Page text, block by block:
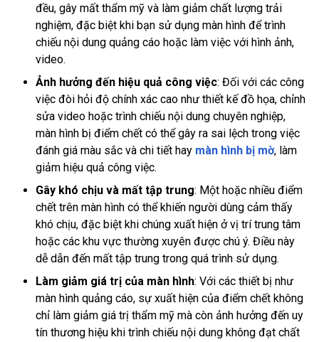
đều, gây mất thẩm mỹ và làm giảm chất lượng trải
nghiệm, đặc biệt khi bạn sử dụng màn hình để trình
chiếu nội dung quảng cáo hoặc làm việc với hình ảnh,
video.
Ảnh hưởng đến hiệu quả công việc: Đối với các công
việc đòi hỏi độ chính xác cao như thiết kế đồ họa, chỉnh
sửa video hoặc trình chiếu nội dung chuyên nghiệp,
màn hình bị điểm chết có thể gây ra sai lệch trong việc
đánh giá màu sắc và chi tiết hay màn hình bị mờ, làm
giảm hiệu quả công việc.
Gây khó chịu và mất tập trung: Một hoặc nhiều điểm
chết trên màn hình có thể khiến người dùng cảm thấy
khó chịu, đặc biệt khi chúng xuất hiện ở vị trí trung tâm
hoặc các khu vực thường xuyên được chú ý. Điều này
dễ dẫn đến mất tập trung trong quá trình sử dụng.
Làm giảm giá trị của màn hình: Với các thiết bị như
màn hình quảng cáo, sự xuất hiện của điểm chết không
chỉ làm giảm giá trị thẩm mỹ mà còn ảnh hưởng đến uy
tín thương hiệu khi trình chiếu nội dung không đạt chất